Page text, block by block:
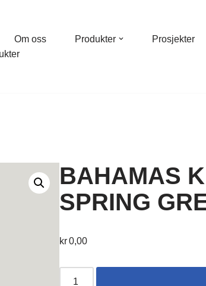
Om oss Produkter Prosjekter
BAHAMAS
SPRING
kr0,00